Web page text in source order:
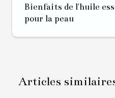
Bienfaits de l'huile
pour la peau
Articles